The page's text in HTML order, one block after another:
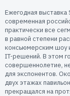
Ежегодная
современная
практически все
в равной степени
консьюмерским шоу
IT-решений. В этом
совершеннолетие,
для экспонентов.
двух этажах
прекращался на